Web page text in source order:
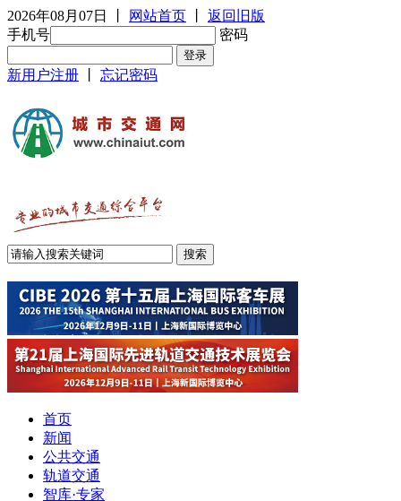
2026年08月07日 网站首页
返回旧版
手机号
密码
新用户注册 忘记密码
首页
新闻
公共交通
轨道交通
智库·专家